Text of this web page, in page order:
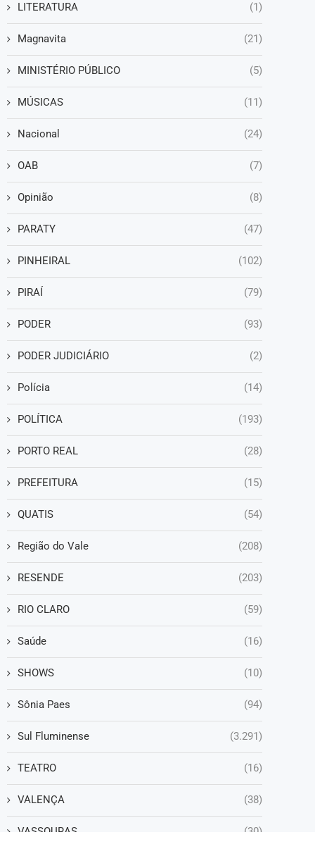
LITERATURA (1)
Magnavita (21)
MINISTÉRIO PÚBLICO (5)
MÚSICAS (11)
Nacional (24)
OAB (7)
Opinião (8)
PARATY (47)
PINHEIRAL (102)
PIRAÍ (79)
PODER (93)
PODER JUDICIÁRIO (2)
Polícia (14)
POLÍTICA (193)
PORTO REAL (28)
PREFEITURA (15)
QUATIS (54)
Região do Vale (208)
RESENDE (203)
RIO CLARO (59)
Saúde (16)
SHOWS (10)
Sônia Paes (94)
Sul Fluminense (3.291)
TEATRO (16)
VALENÇA (38)
VASSOURAS (30)